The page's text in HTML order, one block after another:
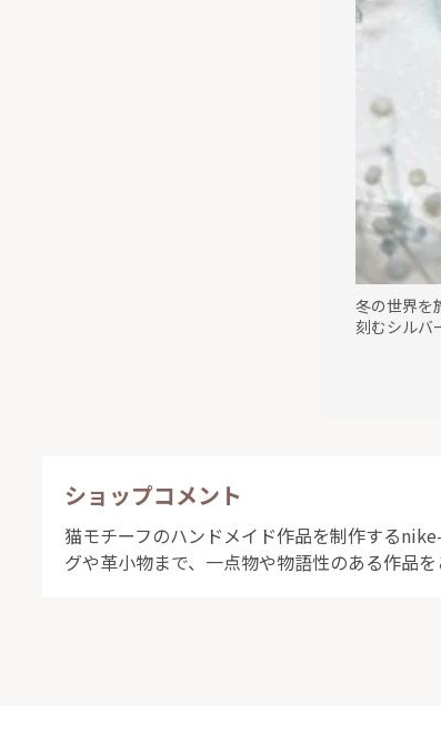
冬の世界を
刻むシルバ
ショップコメント
猫モチーフのハンドメイド作品を制作する
グや革小物まで、一点物や物語性のある作品を